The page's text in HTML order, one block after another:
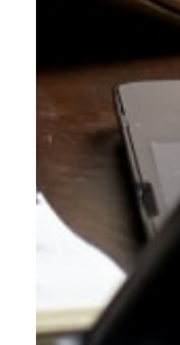
real.